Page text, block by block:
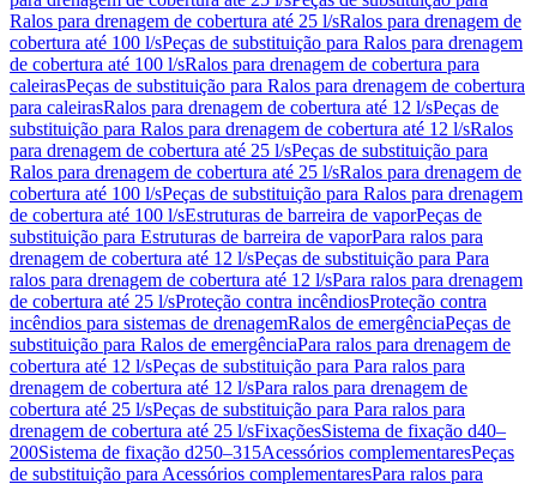
Ralos para drenagem de cobertura até 25 l/sRalos para drenagem de
cobertura até 100 l/sPeças de substituição para Ralos para drenagem
de cobertura até 100 l/sRalos para drenagem de cobertura para
caleirasPeças de substituição para Ralos para drenagem de cobertura
para caleirasRalos para drenagem de cobertura até 12 l/sPeças de
substituição para Ralos para drenagem de cobertura até 12 l/sRalos
para drenagem de cobertura até 25 l/sPeças de substituição para
Ralos para drenagem de cobertura até 25 l/sRalos para drenagem de
cobertura até 100 l/sPeças de substituição para Ralos para drenagem
de cobertura até 100 l/sEstruturas de barreira de vaporPeças de
substituição para Estruturas de barreira de vaporPara ralos para
drenagem de cobertura até 12 l/sPeças de substituição para Para
ralos para drenagem de cobertura até 12 l/sPara ralos para drenagem
de cobertura até 25 l/sProteção contra incêndiosProteção contra
incêndios para sistemas de drenagemRalos de emergênciaPeças de
substituição para Ralos de emergênciaPara ralos para drenagem de
cobertura até 12 l/sPeças de substituição para Para ralos para
drenagem de cobertura até 12 l/sPara ralos para drenagem de
cobertura até 25 l/sPeças de substituição para Para ralos para
drenagem de cobertura até 25 l/sFixaçõesSistema de fixação d40–
200Sistema de fixação d250–315Acessórios complementaresPeças
de substituição para Acessórios complementaresPara ralos para